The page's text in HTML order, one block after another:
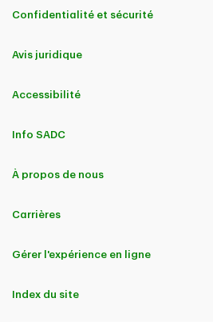
Confidentialité et sécurité
Avis juridique
Accessibilité
Info SADC
À propos de nous
Carrières
Gérer l'expérience en ligne
Index du site